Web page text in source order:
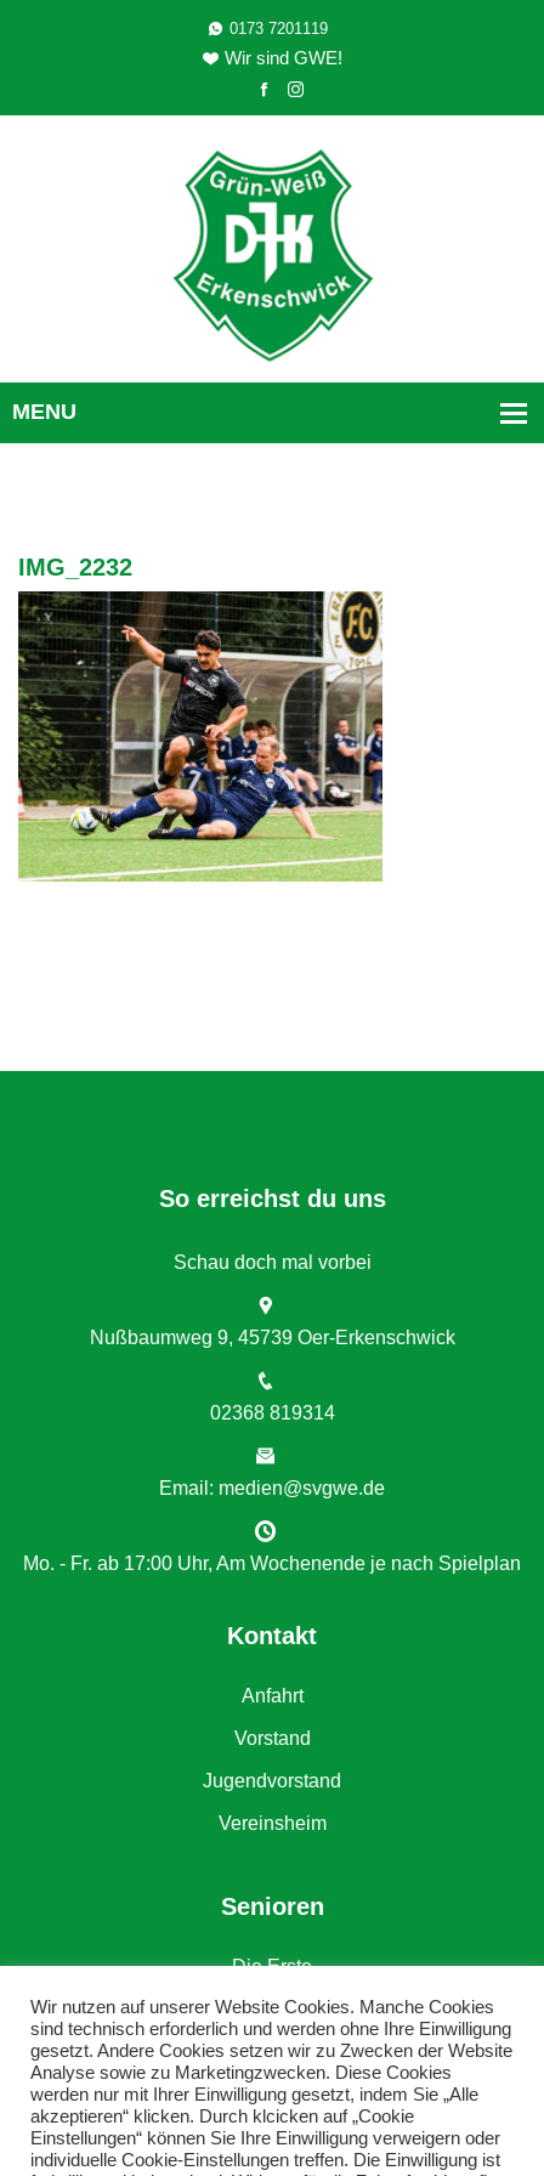
0173 7201119
Wir sind GWE!
IMG_2232
So erreichst du uns
Schau doch mal vorbei
Nußbaumweg 9, 45739 Oer-Erkenschwick
02368 819314
Email: medien@svgwe.de
Mo. - Fr. ab 17:00 Uhr, Am Wochenende je nach Spielplan
Kontakt
Anfahrt
Vorstand
Jugendvorstand
Vereinsheim
Senioren
Die Erste
Die Zweite
Alte Herren
Wir nutzen auf unserer Website Cookies. Manche Cookies
sind technisch erforderlich und werden ohne Ihre Einwilligung
gesetzt. Andere Cookies setzen wir zu Zwecken der Website
Analyse sowie zu Marketingzwecken. Diese Cookies
werden nur mit Ihrer Einwilligung gesetzt, indem Sie „Alle
akzeptieren“ klicken. Durch klcicken auf „Cookie
Einstellungen“ können Sie Ihre Einwilligung verweigern oder
individuelle Cookie-Einstellungen treffen. Die Einwilligung ist